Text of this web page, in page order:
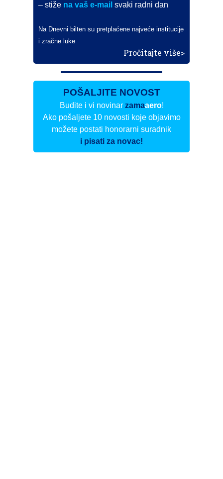
– stiže na vaš e-mail svaki radni dan
Na Dnevni bilten su pretplaćene najveće institucije
i zračne luke
Pročitajte više>
POŠALJITE NOVOST
Budite i vi novinar zamaaero!
Ako pošaljete 10 novosti koje objavimo
možete postati honorarni suradnik
i pisati za novac!